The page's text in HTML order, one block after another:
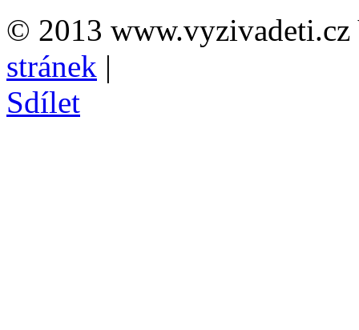
© 2013 www.vyzivadeti.cz
stránek |
Sdílet